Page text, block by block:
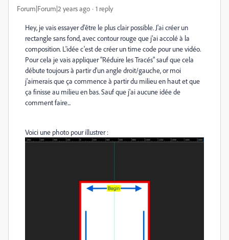
Forum|Forum|2 years ago 1 reply
Hey, je vais essayer d'être le plus clair possible. J'ai créer un
rectangle sans fond, avec contour rouge que j'ai accolé à la
composition. L'idée c'est de créer un time code pour une vidéo.
Pour cela je vais appliquer "Réduire les Tracés" sauf que cela
débute toujours à partir d'un angle droit/gauche, or moi
j'aimerais que ça commence à partir du milieu en haut et que
ça finisse au milieu en bas. Sauf que j'ai aucune idée de
comment faire...
Voici une photo pour illustrer :